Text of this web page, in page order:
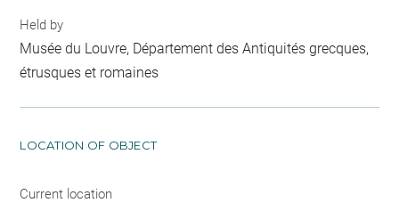
Held by
Musée du Louvre, Département des Antiquités grecques,
étrusques et romaines
LOCATION OF OBJECT
Current location